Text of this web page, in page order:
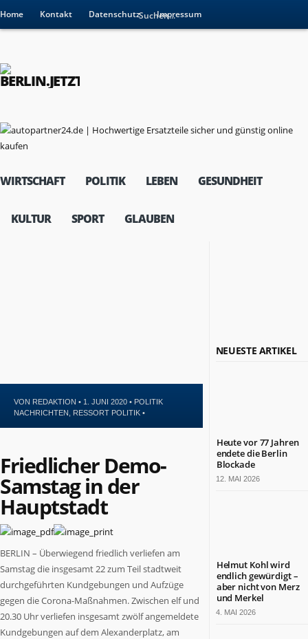
Home Kontakt Datenschutz Impressum
WIRTSCHAFT POLITIK LEBEN GESUNDHEIT
KULTUR SPORT GLAUBEN
VON REDAKTION • 1. JUNI 2020 • POLITIK
NACHRICHTEN
RESSORT POLITIK •
Friedlicher Demo-
Samstag in der
Hauptstadt
BERLIN – Überwiegend friedlich verliefen am
Samstag die insgesamt 22 zum Teil stadtweit
durchgeführten Kundgebungen und Aufzüge
gegen die Corona-Maßnahmen. Zwischen elf und
20.30 Uhr verliefen insgesamt zwölf angemeldete
Kundgebungen auf dem Alexanderplatz, am
NEUESTE ARTIKEL
Heute vor 77 Jahren
endete die Berlin
Blockade
12. MAI 2026
Helmut Kohl wird
endlich gewürdigt –
aber nicht von Merz
und Merkel
4. MAI 2026
Kultur
Kontakt
Impressum
DAS
IST
BERLIN.JETZT